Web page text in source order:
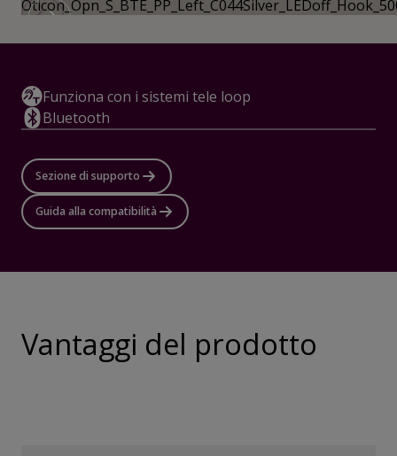
Funziona con i sistemi tele loop
Bluetooth
Sezione di supporto
Guida alla compatibilità
Vantaggi del prodotto